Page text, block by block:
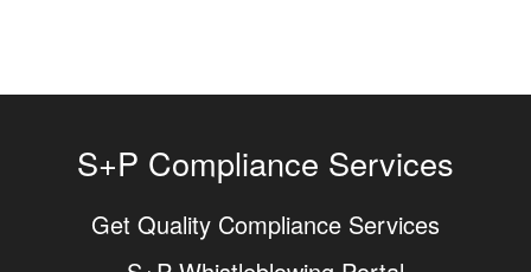
S+P Compliance Services
Get Quality Compliance Services